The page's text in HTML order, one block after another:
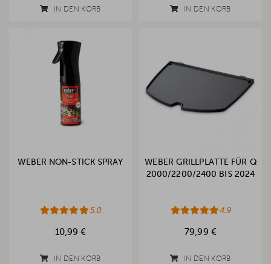
IN DEN KORB IN DEN KORB
WEBER NON-STICK SPRAY
5.0
10,99 €
IN DEN KORB
WEBER GRILLPLATTE FÜR Q
2000/2200/2400 BIS 2024
4.9
79,99 €
IN DEN KORB